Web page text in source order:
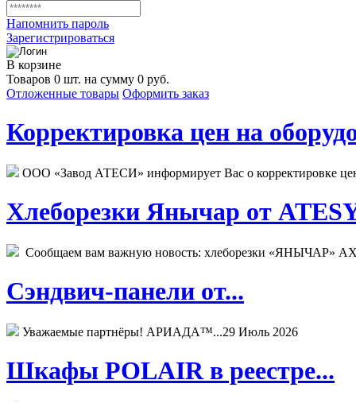
Напомнить пароль
Зарегистрироваться
В корзине
Товаров 0 шт. на сумму 0 руб.
Отложенные товары Оформить заказ
Корректировка цен на
ООО «Завод АТЕСИ» информирует Вас о корректировке
Хлеборезки Янычар от
Сообщаем вам важную новость: хлеборезки «ЯНЫЧАР»
Сэндвич-панели от...
Уважаемые партнёры! АРИАДА™...29 Июль 2026
Шкафы POLAIR в реестре...